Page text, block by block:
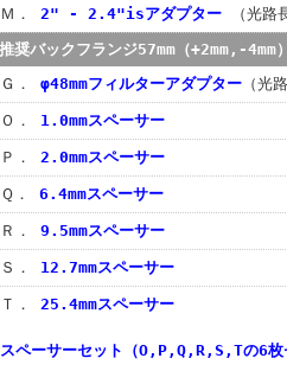
Ｍ．
2" - 2.4"isアダプター
（光路
推奨バックフランジ57mm（+2mm,-
Ｇ． φ48mmフィルターアダプター （光
Ｏ． 1.0mmスペーサー
Ｐ． 2.0mmスペーサー
Ｑ． 6.4mmスペーサー
Ｒ． 9.5mmスペーサー
Ｓ． 12.7mmスペーサー
Ｔ． 25.4mmスペーサー
スペーサーセット（O,P,Q,R,S,Tの6枚